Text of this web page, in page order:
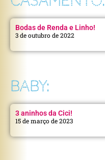
Bodas de Renda e Linho!
3 de outubro de 2022
BABY:
3 aninhos da Cici!
15 de março de 2023